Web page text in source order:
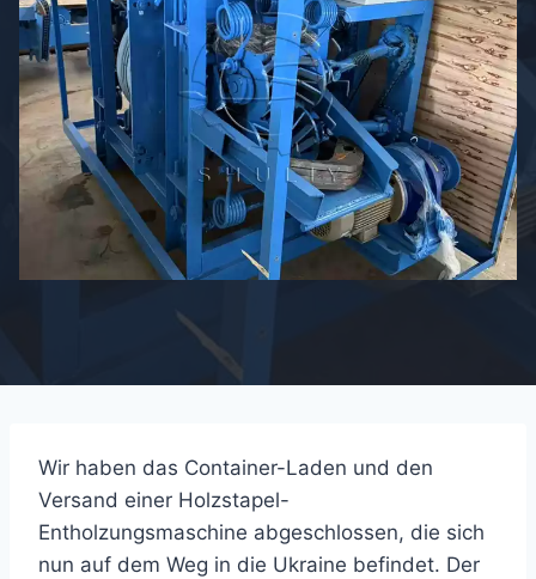
Wir haben das Container-Laden und den
Versand einer Holzstapel-
Entholzungsmaschine abgeschlossen, die sich
nun auf dem Weg in die Ukraine befindet. Der